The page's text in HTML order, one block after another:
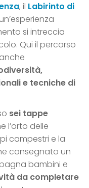
, il Labirinto di
si intreccia
Qui il percorso
e tecniche di
sei tappe
l’orto delle
campestri e la
consegnato un
bambini e
da completare